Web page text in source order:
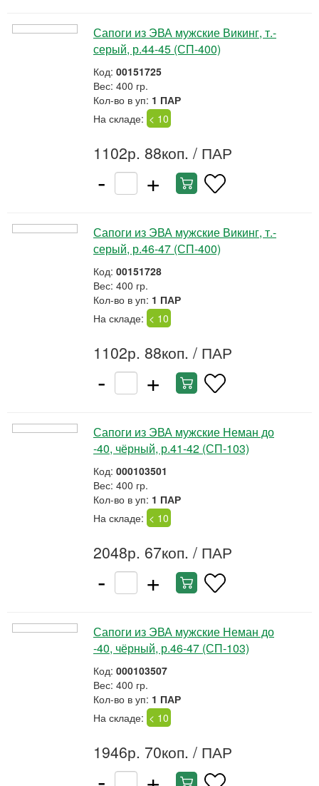
Сапоги из ЭВА мужские Викинг, т.-
серый, р.44-45 (СП-400)
Код: 00151725
Вес: 400 гр.
Кол-во в уп: 1 ПАР
На складе: < 10
1102р. 88коп. / ПАР
- +
Сапоги из ЭВА мужские Викинг, т.-
серый, р.46-47 (СП-400)
Код: 00151728
Вес: 400 гр.
Кол-во в уп: 1 ПАР
На складе: < 10
1102р. 88коп. / ПАР
- +
Сапоги из ЭВА мужские Неман до
-40, чёрный, р.41-42 (СП-103)
Код: 000103501
Вес: 400 гр.
Кол-во в уп: 1 ПАР
На складе: < 10
2048р. 67коп. / ПАР
- +
Сапоги из ЭВА мужские Неман до
-40, чёрный, р.46-47 (СП-103)
Код: 000103507
Вес: 400 гр.
Кол-во в уп: 1 ПАР
На складе: < 10
1946р. 70коп. / ПАР